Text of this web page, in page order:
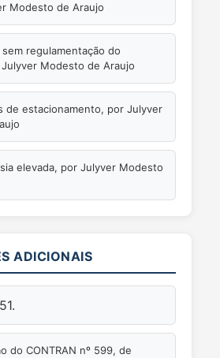
Modesto de Araujo
regulamentação do
Julyver Modesto de Araujo
de estacionamento, por Julyver
elevada, por Julyver Modesto
ADICIONAIS
do CONTRAN nº 599, de